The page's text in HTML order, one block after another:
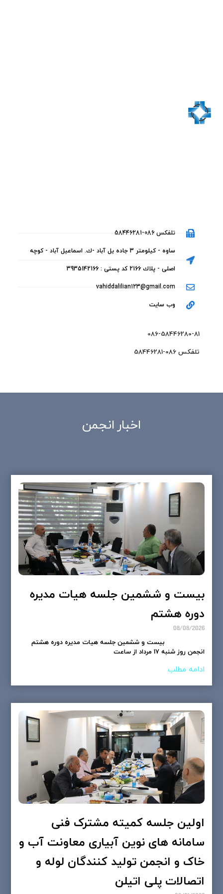
تلفکس 086-58446281
ساوه - كيلومتر 3 جاده يل آباد -ك. اسماعيل آباد - کوچه
اصلی - پلاك 2166 كد پستی : 3935142166
vahiddalilian123@gmail.com
وب سایت
086-58446280-81
تلفکس 086-58446281
اخبار انجمن
بیست و ششمین جلسه هیات مدیره
دوره هشتم
08/08/2026
بیست و ششمین جلسه هیات مدیره دوره هشتم
انجمن روز شنبه 17 مرداد از ساعت
ادامه مطلب
اولین جلسه کمیته مشترک فنی
سامانه های نوین آبیاری معاونت آب و
خاک و انجمن تولید کنندگان لوله و
اتصالات پلی اتیلن